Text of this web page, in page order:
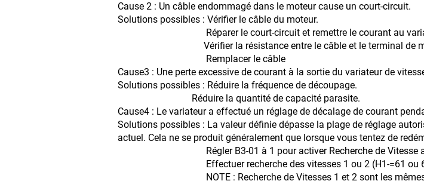
Cause 2 : Un câble endommagé dans le moteur cause un court-circuit.
Solutions possibles : Vérifier le câble du moteur.
Réparer le court-circuit et remettre le courant au
Vérifier la résistance entre le câble et le terminal de
Remplacer le câble
Cause3 : Une perte excessive de courant à la sortie du variateur de
Solutions possibles : Réduire la fréquence de découpage.
Réduire la quantité de capacité parasite.
Cause4 : Le variateur a effectué un réglage de décalage de courant
Solutions possibles : La valeur définie dépasse la plage de réglage
actuel. Cela ne se produit généralement que lorsque vous tentez de
Régler B3-01 à 1 pour activer Recherche de Vitesse au
Effectuer recherche des vitesses 1 ou 2 (H1-=61 ou
NOTE : Recherche de Vitesses 1 et 2 sont les mêmes